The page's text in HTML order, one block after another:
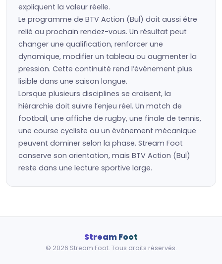
expliquent la valeur réelle.
Le programme de BTV Action (Bul) doit aussi être
relié au prochain rendez-vous. Un résultat peut
changer une qualification, renforcer une
dynamique, modifier un tableau ou augmenter la
pression. Cette continuité rend l’événement plus
lisible dans une saison longue.
Lorsque plusieurs disciplines se croisent, la
hiérarchie doit suivre l’enjeu réel. Un match de
football, une affiche de rugby, une finale de tennis,
une course cycliste ou un événement mécanique
peuvent dominer selon la phase. Stream Foot
conserve son orientation, mais BTV Action (Bul)
reste dans une lecture sportive large.
Stream Foot
© 2026 Stream Foot. Tous droits réservés.